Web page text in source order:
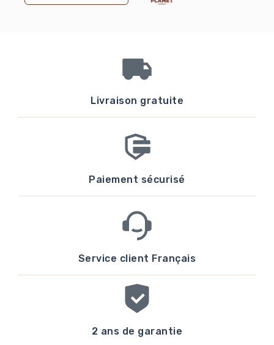
Livraison gratuite
Paiement sécurisé
Service client Français
2 ans de garantie